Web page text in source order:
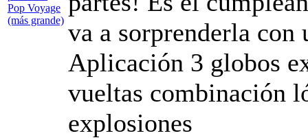
va a sorprenderla con
Aplicación 3 globos
vueltas combinación
explosiones